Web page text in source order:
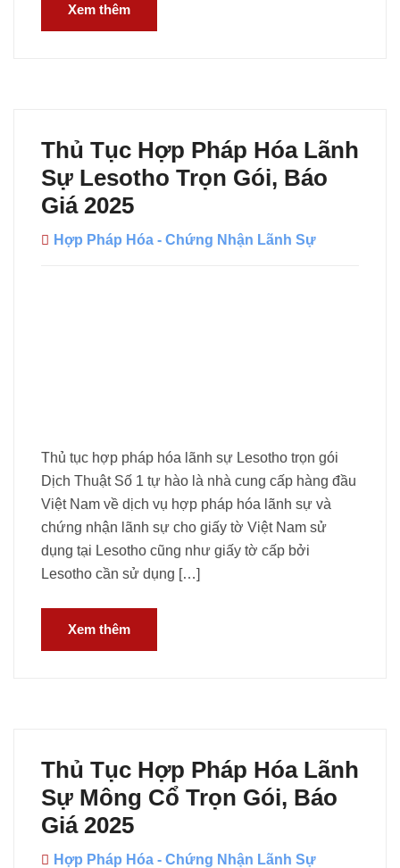
Xem thêm
Thủ Tục Hợp Pháp Hóa Lãnh
Sự Lesotho Trọn Gói, Báo
Giá 2025
Hợp Pháp Hóa - Chứng Nhận Lãnh Sự
Thủ tục hợp pháp hóa lãnh sự Lesotho trọn gói
Dịch Thuật Số 1 tự hào là nhà cung cấp hàng đầu
Việt Nam về dịch vụ hợp pháp hóa lãnh sự và
chứng nhận lãnh sự cho giấy tờ Việt Nam sử
dụng tại Lesotho cũng như giấy tờ cấp bởi
Lesotho cần sử dụng […]
Xem thêm
Thủ Tục Hợp Pháp Hóa Lãnh
Sự Mông Cổ Trọn Gói, Báo
Giá 2025
Hợp Pháp Hóa - Chứng Nhận Lãnh Sự